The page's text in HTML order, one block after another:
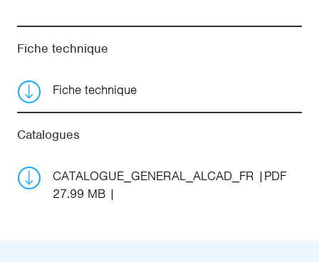
Fiche technique
Fiche technique
Catalogues
CATALOGUE_GENERAL_ALCAD_FR
PDF
27.99 MB